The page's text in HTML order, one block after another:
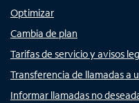
Optimizar
Cambia de plan
Tarifas de servicio y avisos
Transferencia de llamadas a
Informar llamadas no